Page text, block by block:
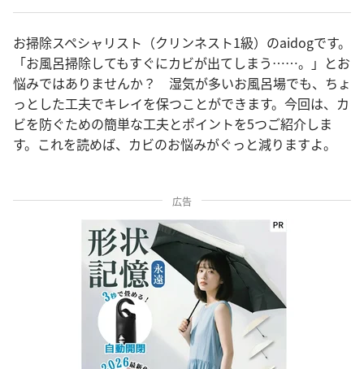
お掃除スペシャリスト（クリンネスト1級）のaidogです。
「お風呂掃除してもすぐにカビが出てしまう……。」とお
悩みではありませんか？ 湿気が多いお風呂場でも、ちょ
っとした工夫でキレイを保つことができます。今回は、カ
ビを防ぐための簡単な工夫とポイントを5つご紹介しま
す。これを読めば、カビのお悩みがぐっと減りますよ。
広告